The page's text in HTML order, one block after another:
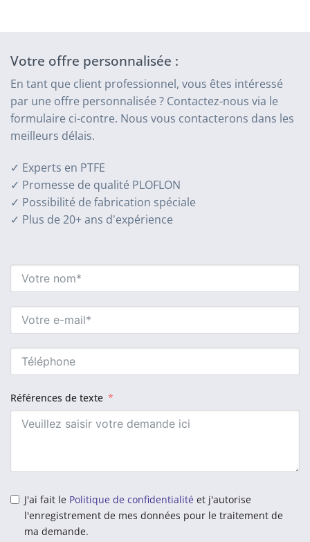
Votre offre personnalisée :
En tant que client professionnel, vous êtes intéressé
par une offre personnalisée ? Contactez-nous via le
formulaire ci-contre. Nous vous contacterons dans les
meilleurs délais.
✓ Experts en PTFE
✓ Promesse de qualité PLOFLON
✓ Possibilité de fabrication spéciale
✓ Plus de 20+ ans d'expérience
Références de texte
J'ai fait le Politique de confidentialité et j'autorise
l'enregistrement de mes données pour le traitement de
ma demande.